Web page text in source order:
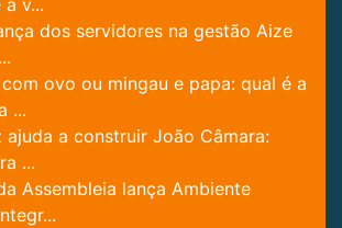
v...
dos servidores na gestão Aize
ovo ou mingau e papa: qual é a
...
ajuda a construir João Câmara:
...
Assembleia lança Ambiente